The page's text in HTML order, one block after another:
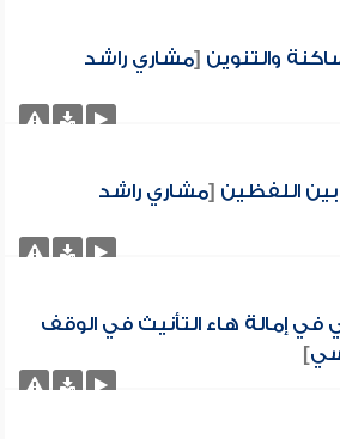
والتنوين [مشاري راشد
اللفظين [مشاري راشد
إمالة هاء التأنيث في الوقف
]